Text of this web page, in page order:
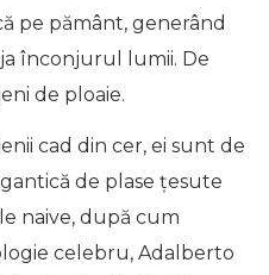
pe pământ, generând
înconjurul lumii. De
de ploaie.
cad din cer, ei sunt de
de plase țesute
naive, după cum
celebru, Adalberto